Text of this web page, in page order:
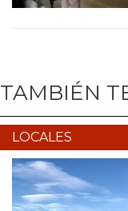
TAMBIÉN
LOCALES